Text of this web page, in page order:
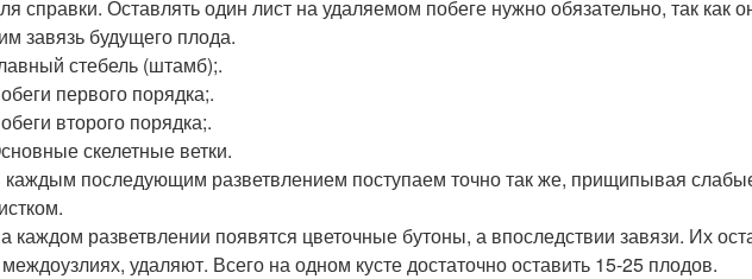
справки. Оставлять один лист на удаляемом побеге нужно обязательно, так как
завязь будущего плода.
стебель (штамб);.
первого порядка;.
второго порядка;.
скелетные ветки.
последующим разветвлением поступаем точно так же, прищипывая
каждом разветвлении появятся цветочные бутоны, а впоследствии завязи. Их
удаляют. Всего на одном кусте достаточно оставить 15-25 плодов.